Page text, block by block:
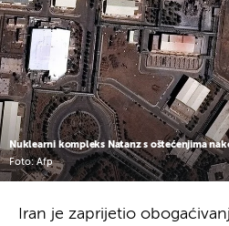
Nuklearni kompleks Natanz s oštećenjima
Foto: Afp
Iran je zaprijetio